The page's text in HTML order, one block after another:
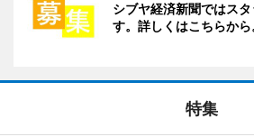
シブヤ経済新聞ではス
す。詳しくはこちらから
特集